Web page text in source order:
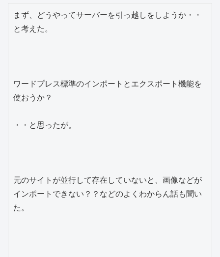
まず、どうやってサーバーを引っ越しをしようか・・
と考えた。
ワードプレス標準のインポートとエクスポート機能を
使おうか？
・・と思ったが。
元のサイトが並行して存在していないと、画像などが
インポートできない？？などのよくわからん話も聞い
た。